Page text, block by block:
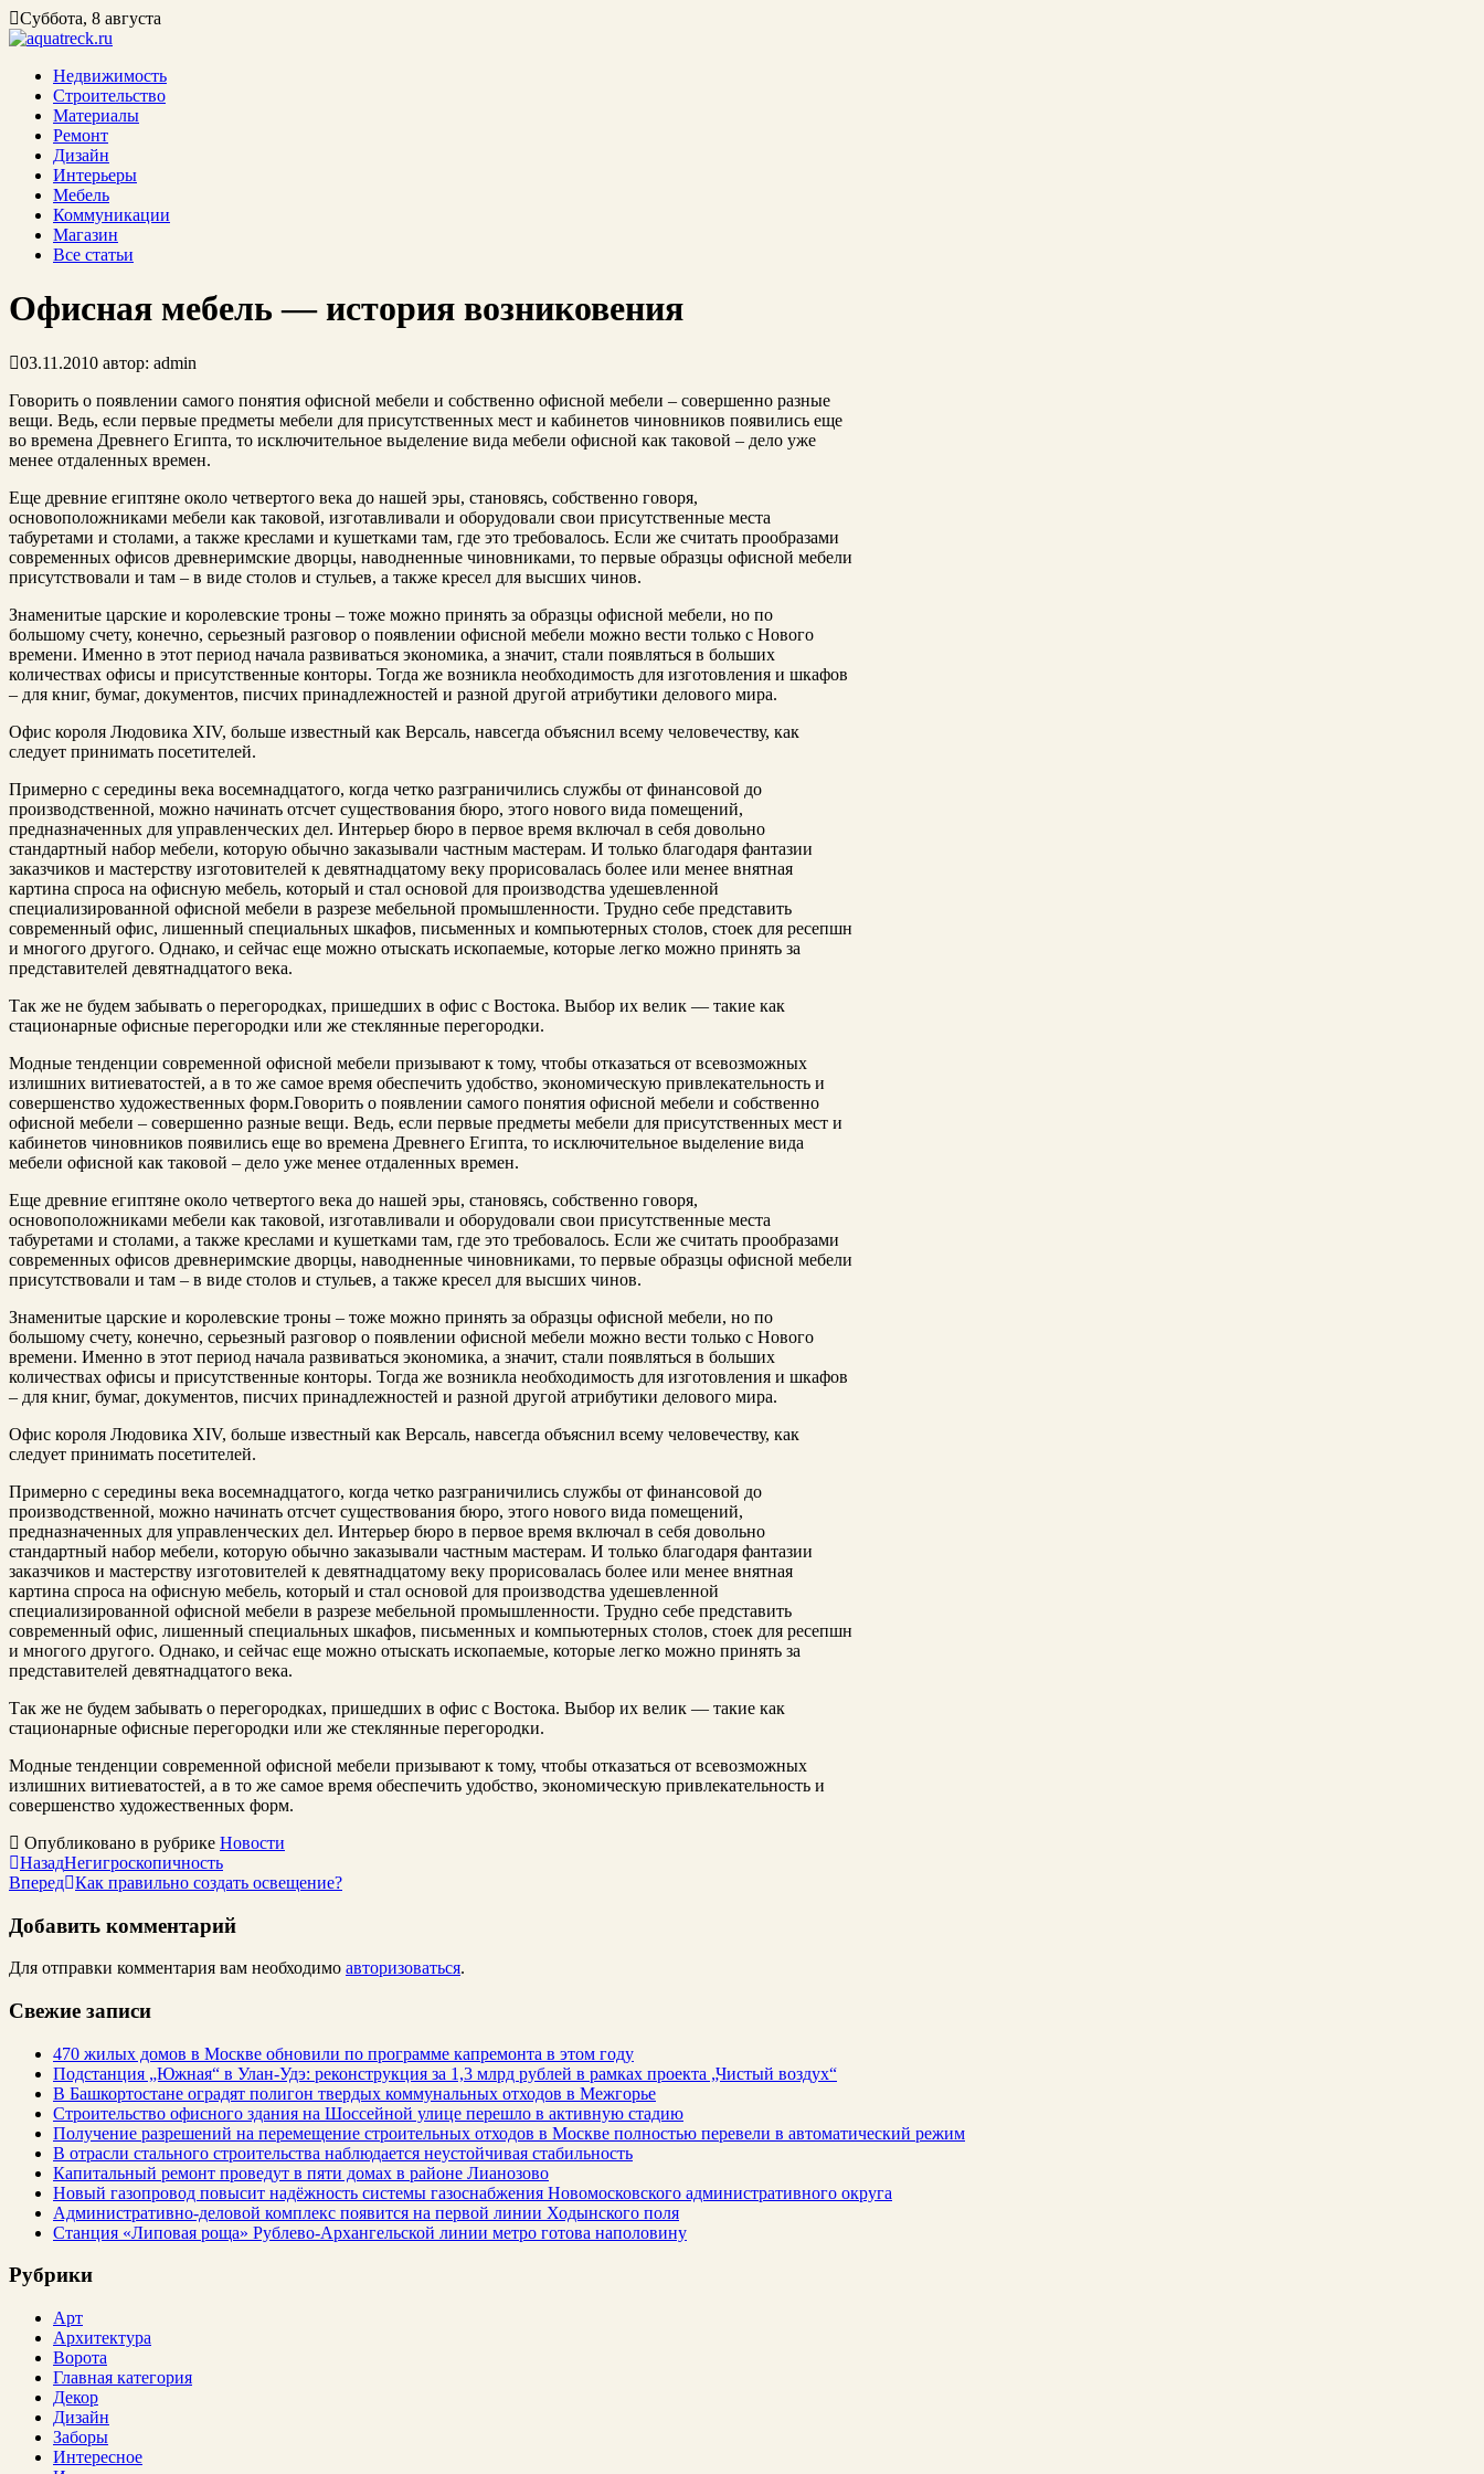
Суббота, 8 августа
Недвижимость
Строительство
Материалы
Ремонт
Дизайн
Интерьеры
Мебель
Коммуникации
Магазин
Все статьи
Офисная мебель — история возниковения
03.11.2010 автор: admin
Говорить о появлении самого понятия офисной мебели и собственно офисной мебели – совершенно разные
вещи. Ведь, если первые предметы мебели для присутственных мест и кабинетов чиновников появились еще
во времена Древнего Египта, то исключительное выделение вида мебели офисной как таковой – дело уже
менее отдаленных времен.
Еще древние египтяне около четвертого века до нашей эры, становясь, собственно говоря,
основоположниками мебели как таковой, изготавливали и оборудовали свои присутственные места
табуретами и столами, а также креслами и кушетками там, где это требовалось. Если же считать прообразами
современных офисов древнеримские дворцы, наводненные чиновниками, то первые образцы офисной мебели
присутствовали и там – в виде столов и стульев, а также кресел для высших чинов.
Знаменитые царские и королевские троны – тоже можно принять за образцы офисной мебели, но по
большому счету, конечно, серьезный разговор о появлении офисной мебели можно вести только с Нового
времени. Именно в этот период начала развиваться экономика, а значит, стали появляться в больших
количествах офисы и присутственные конторы. Тогда же возникла необходимость для изготовления и шкафов
– для книг, бумаг, документов, писчих принадлежностей и разной другой атрибутики делового мира.
Офис короля Людовика XIV, больше известный как Версаль, навсегда объяснил всему человечеству, как
следует принимать посетителей.
Примерно с середины века восемнадцатого, когда четко разграничились службы от финансовой до
производственной, можно начинать отсчет существования бюро, этого нового вида помещений,
предназначенных для управленческих дел. Интерьер бюро в первое время включал в себя довольно
стандартный набор мебели, которую обычно заказывали частным мастерам. И только благодаря фантазии
заказчиков и мастерству изготовителей к девятнадцатому веку прорисовалась более или менее внятная
картина спроса на офисную мебель, который и стал основой для производства удешевленной
специализированной офисной мебели в разрезе мебельной промышленности. Трудно себе представить
современный офис, лишенный специальных шкафов, письменных и компьютерных столов, стоек для ресепшн
и многого другого. Однако, и сейчас еще можно отыскать ископаемые, которые легко можно принять за
представителей девятнадцатого века.
Так же не будем забывать о перегородках, пришедших в офис с Востока. Выбор их велик — такие как
стационарные офисные перегородки или же стеклянные перегородки.
Модные тенденции современной офисной мебели призывают к тому, чтобы отказаться от всевозможных
излишних витиеватостей, а в то же самое время обеспечить удобство, экономическую привлекательность и
совершенство художественных форм.Говорить о появлении самого понятия офисной мебели и собственно
офисной мебели – совершенно разные вещи. Ведь, если первые предметы мебели для присутственных мест и
кабинетов чиновников появились еще во времена Древнего Египта, то исключительное выделение вида
мебели офисной как таковой – дело уже менее отдаленных времен.
Еще древние египтяне около четвертого века до нашей эры, становясь, собственно говоря,
основоположниками мебели как таковой, изготавливали и оборудовали свои присутственные места
табуретами и столами, а также креслами и кушетками там, где это требовалось. Если же считать прообразами
современных офисов древнеримские дворцы, наводненные чиновниками, то первые образцы офисной мебели
присутствовали и там – в виде столов и стульев, а также кресел для высших чинов.
Знаменитые царские и королевские троны – тоже можно принять за образцы офисной мебели, но по
большому счету, конечно, серьезный разговор о появлении офисной мебели можно вести только с Нового
времени. Именно в этот период начала развиваться экономика, а значит, стали появляться в больших
количествах офисы и присутственные конторы. Тогда же возникла необходимость для изготовления и шкафов
– для книг, бумаг, документов, писчих принадлежностей и разной другой атрибутики делового мира.
Офис короля Людовика XIV, больше известный как Версаль, навсегда объяснил всему человечеству, как
следует принимать посетителей.
Примерно с середины века восемнадцатого, когда четко разграничились службы от финансовой до
производственной, можно начинать отсчет существования бюро, этого нового вида помещений,
предназначенных для управленческих дел. Интерьер бюро в первое время включал в себя довольно
стандартный набор мебели, которую обычно заказывали частным мастерам. И только благодаря фантазии
заказчиков и мастерству изготовителей к девятнадцатому веку прорисовалась более или менее внятная
картина спроса на офисную мебель, который и стал основой для производства удешевленной
специализированной офисной мебели в разрезе мебельной промышленности. Трудно себе представить
современный офис, лишенный специальных шкафов, письменных и компьютерных столов, стоек для ресепшн
и многого другого. Однако, и сейчас еще можно отыскать ископаемые, которые легко можно принять за
представителей девятнадцатого века.
Так же не будем забывать о перегородках, пришедших в офис с Востока. Выбор их велик — такие как
стационарные офисные перегородки или же стеклянные перегородки.
Модные тенденции современной офисной мебели призывают к тому, чтобы отказаться от всевозможных
излишних витиеватостей, а в то же самое время обеспечить удобство, экономическую привлекательность и
совершенство художественных форм.
Опубликовано в рубрике Новости
НазадНегигроскопичность
Вперед Как правильно создать освещение?
Добавить комментарий
Для отправки комментария вам необходимо авторизоваться.
Свежие записи
470 жилых домов в Москве обновили по программе капремонта в этом году
Подстанция „Южная“ в Улан‑Удэ: реконструкция за 1,3 млрд рублей в рамках проекта „Чистый воздух“
В Башкортостане оградят полигон твердых коммунальных отходов в Межгорье
Строительство офисного здания на Шоссейной улице перешло в активную стадию
Получение разрешений на перемещение строительных отходов в Москве полностью перевели в автоматический режим
В отрасли стального строительства наблюдается неустойчивая стабильность
Капитальный ремонт проведут в пяти домах в районе Лианозово
Новый газопровод повысит надёжность системы газоснабжения Новомосковского административного округа
Административно-деловой комплекс появится на первой линии Ходынского поля
Станция «Липовая роща» Рублево-Архангельской линии метро готова наполовину
Рубрики
Арт
Архитектура
Ворота
Главная категория
Декор
Дизайн
Заборы
Интересное